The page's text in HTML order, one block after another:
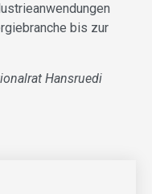
bis zur
Hansruedi